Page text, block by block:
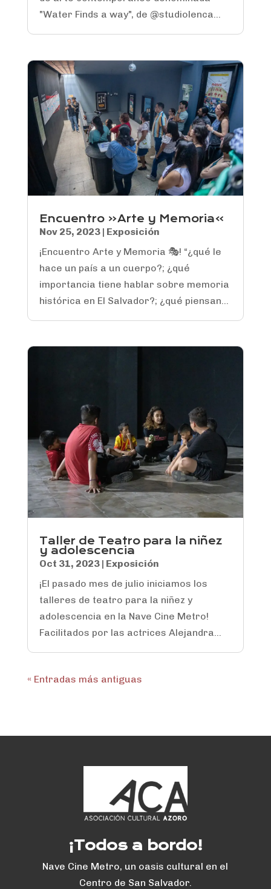
"Water Finds a way", de @studiolenca...
Encuentro «Arte y Memoria»
Nov 25, 2023| Exposición
¡Encuentro Arte y Memoria 🎭! “¿qué le
hace un país a un cuerpo?; ¿qué
importancia tiene hablar sobre memoria
histórica en El Salvador?; ¿qué piensan...
Taller de Teatro para la niñez
y adolescencia
Oct 31, 2023| Exposición
¡El pasado mes de julio iniciamos los
talleres de teatro para la niñez y
adolescencia en la Nave Cine Metro!
Facilitados por las actrices Alejandra...
« Entradas más antiguas
¡Todos a bordo!
Nave Cine Metro, un oasis cultural en el
Centro de San Salvador.